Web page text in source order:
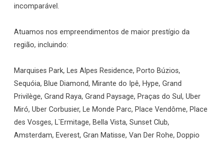
incomparável.
Atuamos nos empreendimentos de maior prestígio da
região, incluindo:
Marquises Park, Les Alpes Residence, Porto Búzios,
Sequóia, Blue Diamond, Mirante do Ipê, Hype, Grand
Privilège, Grand Raya, Grand Paysage, Praças do Sul, Uber
Miró, Uber Corbusier, Le Monde Parc, Place Vendôme, Place
des Vosges, L`Ermitage, Bella Vista, Sunset Club,
Amsterdam, Everest, Gran Matisse, Van Der Rohe, Doppio